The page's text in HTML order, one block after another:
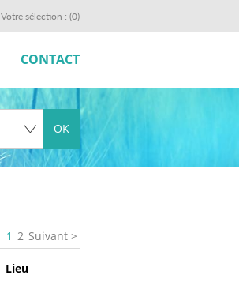
Votre sélection : (0)
CONTACT
OK
1 2 Suivant
Lieu